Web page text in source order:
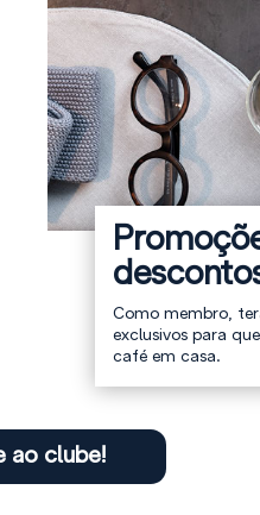
Como membro,
exclusivos para
café em casa.
ao clube!